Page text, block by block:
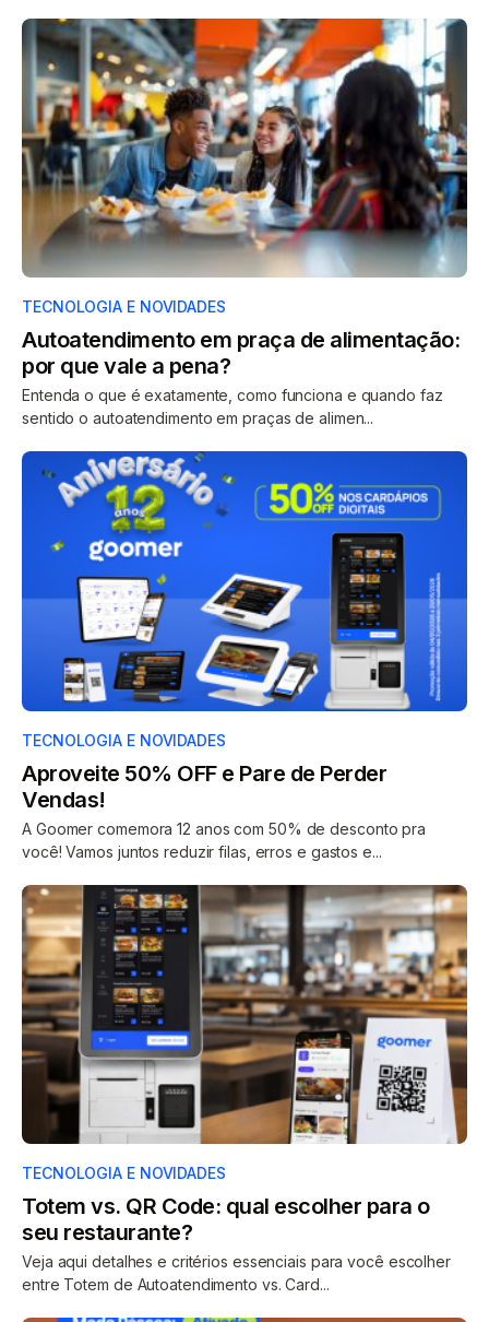
TECNOLOGIA E NOVIDADES
Autoatendimento em praça de alimentação:
por que vale a pena?
Entenda o que é exatamente, como funciona e quando faz
sentido o autoatendimento em praças de alimen...
TECNOLOGIA E NOVIDADES
Aproveite 50% OFF e Pare de Perder
Vendas!
A Goomer comemora 12 anos com 50% de desconto pra
você! Vamos juntos reduzir filas, erros e gastos e...
TECNOLOGIA E NOVIDADES
Totem vs. QR Code: qual escolher para o
seu restaurante?
Veja aqui detalhes e critérios essenciais para você escolher
entre Totem de Autoatendimento vs. Card...